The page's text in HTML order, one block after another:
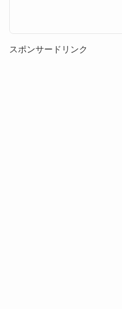
じ2022-2023開催期間:2022年...
スポンサードリンク